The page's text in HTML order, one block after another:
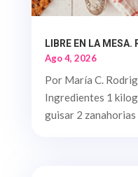
LIBRE EN LA
Ago 4, 2026
Por María C.
Ingredientes 1
guisar 2 zanahorias